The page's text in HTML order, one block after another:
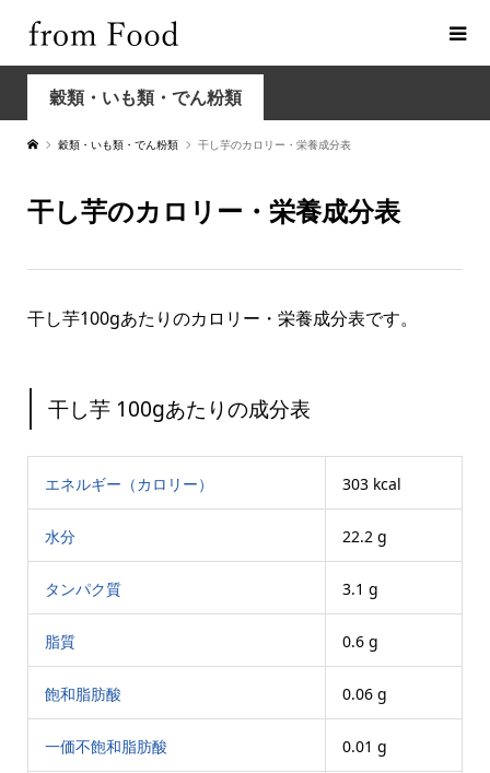
穀類・いも類・でん粉類
穀類・いも類・でん粉類 干し芋のカロリー・栄養成分表
干し芋のカロリー・栄養成分表
干し芋100gあたりのカロリー・栄養成分表です。
干し芋 100gあたりの成分表
エネルギー（カロリー） 303 kcal
水分 22.2 g
タンパク質 3.1 g
脂質 0.6 g
飽和脂肪酸 0.06 g
一価不飽和脂肪酸 0.01 g